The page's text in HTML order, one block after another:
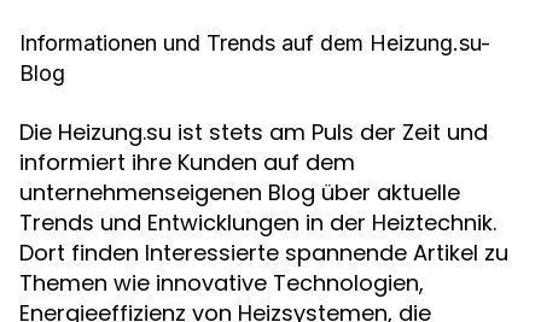
Informationen und Trends auf dem Heizung.su-
Blog
Die Heizung.su ist stets am Puls der Zeit und
informiert ihre Kunden auf dem
unternehmenseigenen Blog über aktuelle
Trends und Entwicklungen in der Heiztechnik.
Dort finden Interessierte spannende Artikel zu
Themen wie innovative Technologien,
Energieeffizienz von Heizsystemen, die